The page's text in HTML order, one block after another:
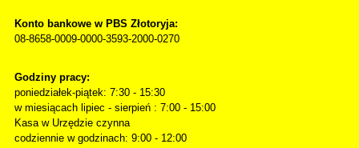
Konto bankowe w PBS Złotoryja:
08-8658-0009-0000-3593-2000-0270
Godziny pracy:
poniedziałek-piątek: 7:30 - 15:30
w miesiącach lipiec - sierpień : 7:00 - 15:00
Kasa w Urzędzie czynna
codziennie w godzinach: 9:00 - 12:00